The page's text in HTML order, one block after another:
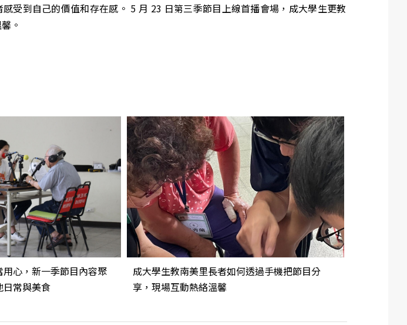
受到自己的價值和存在感。 5 月 23 日第三季節目上線首播會場，成大學生更教
。
心，新一季節目內容聚
日常與美食
成大學生教南美里長者如何透過手機把節目分
享，現場互動熱絡溫馨